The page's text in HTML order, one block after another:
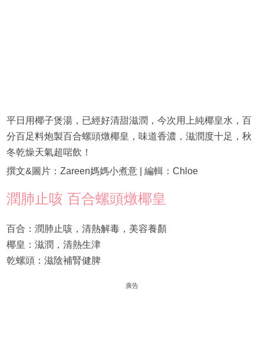
平日用椰子煲湯，已經好清甜滋潤，今次用上純椰皇水，百
分百足料炮製百合螺頭燉椰皇，味道香濃，滋潤度十足，秋
冬乾燥天氣超啱飲！
撰文&圖片：Zareen媽媽小煮意 | 編輯：Chloe
潤肺止咳 百合螺頭燉椰皇
百合：潤肺止咳，清熱解毒，美容養顏
椰皇：滋潤，清熱生津
乾螺頭：滋陰補腎健脾
廣告